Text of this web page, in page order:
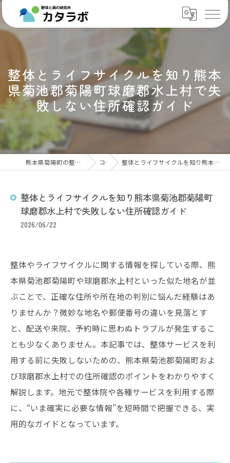
整体とライフサイクルを知り熊本
県菊池郡菊陽町球磨郡水上村で失
敗しない住所確認ガイド
熊本県菊陽町の整体なら肩専門ケアセンター カタラボ コラム 整体とライフサイクルを知り熊本県菊池郡菊陽町球磨郡水上村で失敗しない住所確認ガイド
整体とライフサイクルを知り熊本県菊池郡菊陽町
球磨郡水上村で失敗しない住所確認ガイド
2026/06/22
整体やライフサイクルに関する情報を探している際、熊
本県菊池郡菊陽町や球磨郡水上村といった似た地名が並
ぶことで、正確な住所や所在地の判別に悩んだ経験はあ
りませんか？微妙な地名や郵便番号の違いを見落とす
と、配送や来院、予約時に思わぬトラブルが発生するこ
とも少なくありません。本記事では、整体サービスを利
用する前に失敗しないための、熊本県菊池郡菊陽町およ
び球磨郡水上村での住所確認のポイントをわかりやすく
解説します。地元で整体院や各種サービスを利用する際
に、“いま確実に必要な情報”を短時間で把握できる、実
用的なガイドとなっています。